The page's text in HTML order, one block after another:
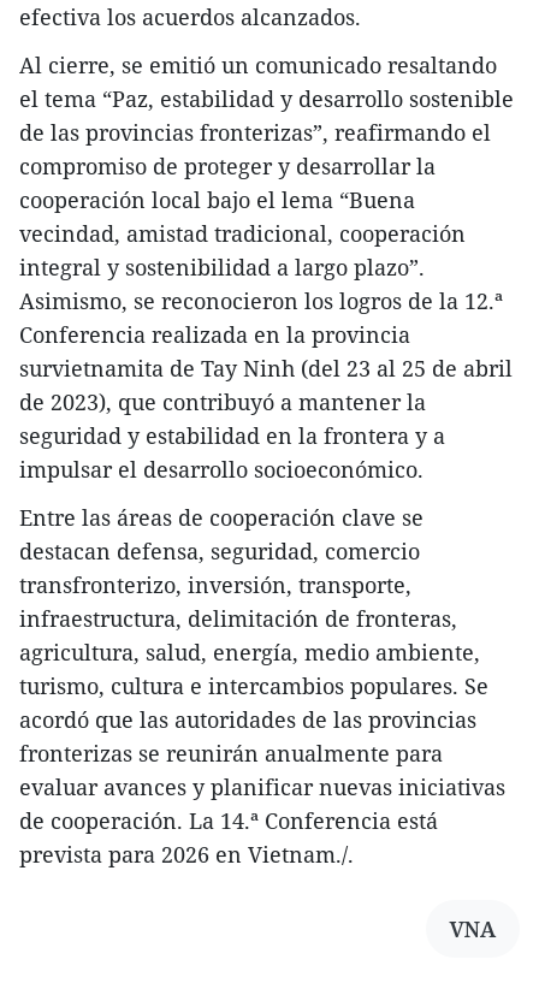
efectiva los acuerdos alcanzados.
Al cierre, se emitió un comunicado resaltando
el tema “Paz, estabilidad y desarrollo sostenible
de las provincias fronterizas”, reafirmando el
compromiso de proteger y desarrollar la
cooperación local bajo el lema “Buena
vecindad, amistad tradicional, cooperación
integral y sostenibilidad a largo plazo”.
Asimismo, se reconocieron los logros de la 12.ª
Conferencia realizada en la provincia
survietnamita de Tay Ninh (del 23 al 25 de abril
de 2023), que contribuyó a mantener la
seguridad y estabilidad en la frontera y a
impulsar el desarrollo socioeconómico.
Entre las áreas de cooperación clave se
destacan defensa, seguridad, comercio
transfronterizo, inversión, transporte,
infraestructura, delimitación de fronteras,
agricultura, salud, energía, medio ambiente,
turismo, cultura e intercambios populares. Se
acordó que las autoridades de las provincias
fronterizas se reunirán anualmente para
evaluar avances y planificar nuevas iniciativas
de cooperación. La 14.ª Conferencia está
prevista para 2026 en Vietnam./.
VNA